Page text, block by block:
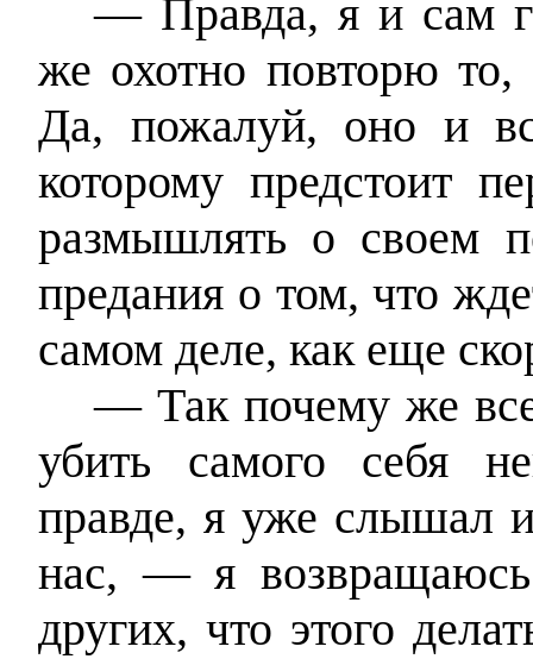
— Правда, я и сам
же охотно повторю
Да, пожалуй, оно и
которому предстоит
размышлять о своем
предания о том, что
самом деле, как еще
— Так почему же
убить самого себя
правде, я уже слышал
нас, — я
других, что этого